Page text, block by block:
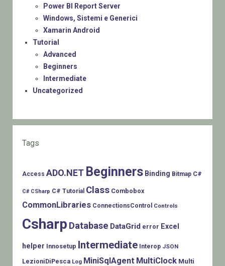
Power BI Report Server
Windows, Sistemi e Generici
Xamarin Android
Tutorial
Advanced
Beginners
Intermediate
Uncategorized
Tags
Access ADO.NET Beginners Binding Bitmap C#
C# CSharp C# Tutorial Class Combobox
CommonLibraries ConnectionsControl Controls
Csharp Database DataGrid error Excel
helper Innosetup Intermediate Interop JSON
LezioniDiPesca Log MiniSqlAgent MultiClock Multi